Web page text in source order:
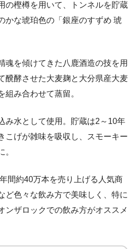
の樫樽を用いて、トンネルを貯蔵
かな琥珀色の「銀座のすずめ 琥
魂を傾けてきた八鹿酒造の技を用
醗酵させた大麦麹と大分県産大麦
組み合わせて蒸留。
み水として使用。貯蔵は2～10年
こげが雑味を吸収し、スモーキー
。
間約40万本を売り上げる人気商
ど色々な飲み方で美味しく、特に
ンザロックでの飲み方がオススメ